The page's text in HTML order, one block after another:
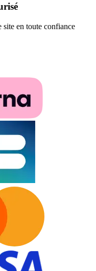
site en toute confiance